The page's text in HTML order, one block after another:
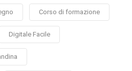
Corso di formazione
Digitale Facile